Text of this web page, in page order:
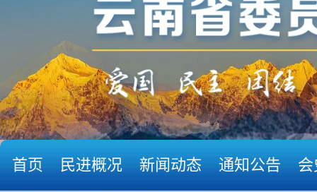
首页 民进概况 新闻动态 通知公告 会